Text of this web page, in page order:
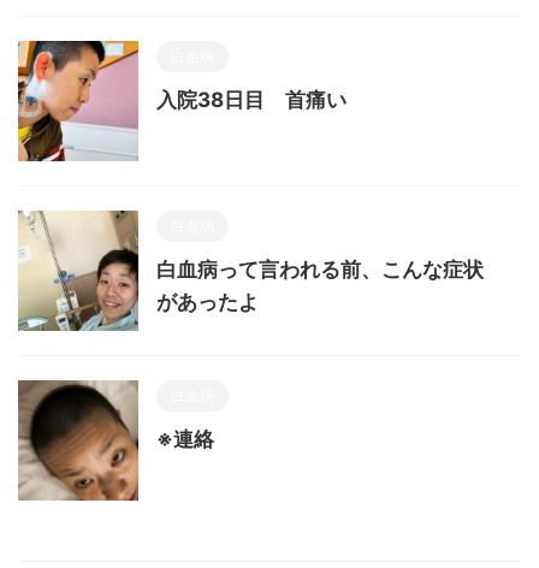
入院38日目 首痛い
白血病って言われる前、こんな症状
があったよ
※連絡